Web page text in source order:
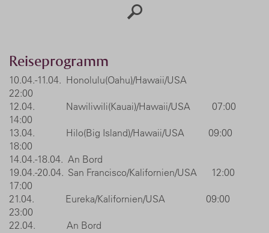
Reiseprogramm
10.04.-11.04. Honolulu(Oahu)/Hawaii/USA
22:00
12.04. Nawiliwili(Kauai)/Hawaii/USA 07:00
14:00
13.04. Hilo(Big Island)/Hawaii/USA 09:00
18:00
14.04.-18.04. An Bord
19.04.-20.04. San Francisco/Kalifornien/USA 12:00
17:00
21.04. Eureka/Kalifornien/USA 09:00
23:00
22.04. An Bord